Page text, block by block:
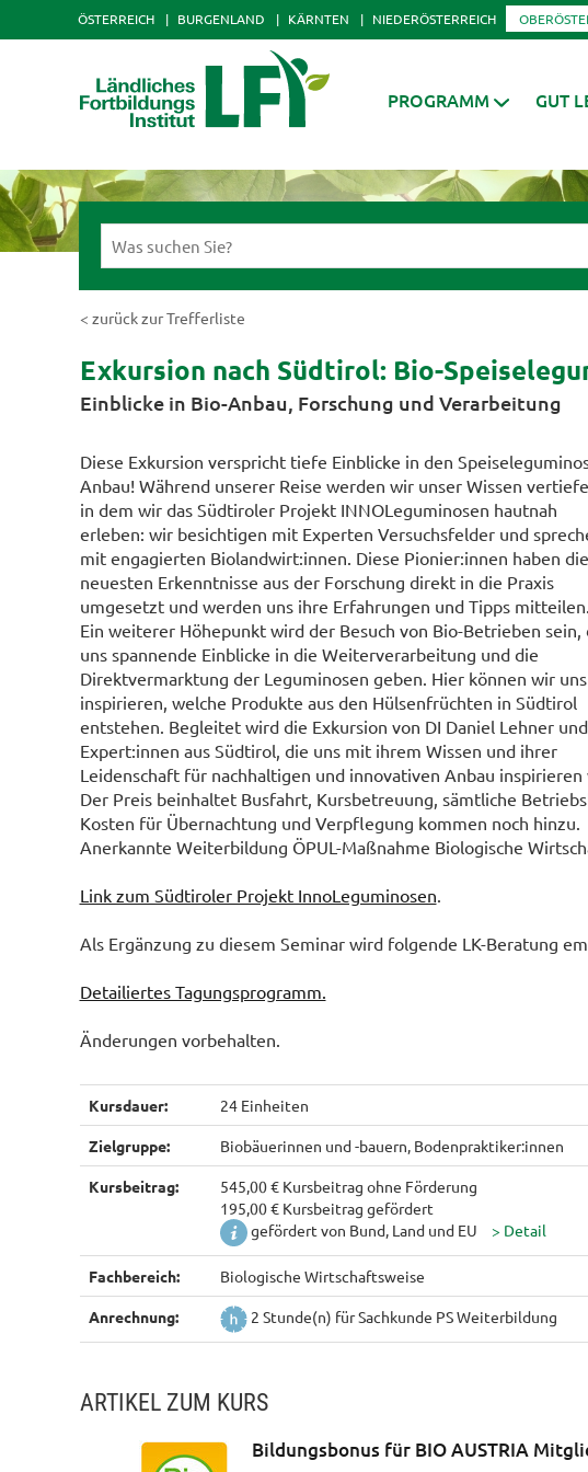
ÖSTERREICH BURGENLAND KÄRNTEN NIEDERÖSTERREICH
PROGRAMM GUT
< zurück zur Trefferliste
Exkursion nach Südtirol: Bio-
Einblicke in Bio-Anbau, Forschung und Verarbeitung
Diese Exkursion verspricht tiefe Einblicke in den
Anbau! Während unserer Reise werden wir unser Wissen
in dem wir das Südtiroler Projekt INNOLeguminosen hautnah
erleben: wir besichtigen mit Experten Versuchsfelder und
mit engagierten Biolandwirt:innen. Diese Pionier:innen haben die
neuesten Erkenntnisse aus der Forschung direkt in die Praxis
umgesetzt und werden uns ihre Erfahrungen und Tipps mitteilen.
Ein weiterer Höhepunkt wird der Besuch von Bio-Betrieben sein,
uns spannende Einblicke in die Weiterverarbeitung und die
Direktvermarktung der Leguminosen geben. Hier können wir uns
inspirieren, welche Produkte aus den Hülsenfrüchten in Südtirol
entstehen. Begleitet wird die Exkursion von DI Daniel Lehner und
Expert:innen aus Südtirol, die uns mit ihrem Wissen und ihrer
Leidenschaft für nachhaltigen und innovativen Anbau inspirieren
Der Preis beinhaltet Busfahrt, Kursbetreuung, sämtliche
Kosten für Übernachtung und Verpflegung kommen noch hinzu.
Anerkannte Weiterbildung ÖPUL-Maßnahme Biologische
Link zum Südtiroler Projekt InnoLeguminosen.
Als Ergänzung zu diesem Seminar wird folgende LK-Beratung
Detailiertes Tagungsprogramm.
Änderungen vorbehalten.
Kursdauer: 24 Einheiten
Zielgruppe: Biobäuerinnen und -bauern, Bodenpraktiker:innen
Kursbeitrag:
545,00 € Kursbeitrag ohne Förderung
195,00 € Kursbeitrag gefördert
gefördert von Bund, Land und EU
Fachbereich: Biologische Wirtschaftsweise
Anrechnung: 2 Stunde(n) für Sachkunde PS Weiterbildung
ARTIKEL ZUM KURS
Bildungsbonus für BIO AUSTRIA